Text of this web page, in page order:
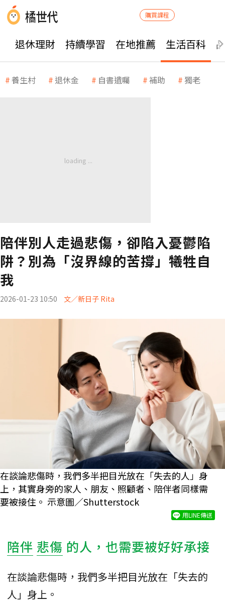
購買課程
退休理財 持續學習 在地推薦 生活百科
養生村 退休金 自書遺囑 補助 獨老
陪伴別人走過悲傷，卻陷入憂鬱陷
阱？別為「沒界線的苦撐」犧牲自
我
2026-01-23 10:50 文／新日子 Rita
在談論悲傷時，我們多半把目光放在「失去的人」身
上，其實身旁的家人、朋友、照顧者、陪伴者同樣需
要被接住。 示意圖／Shutterstock
用LINE傳送
陪伴 悲傷 的人，也需要被好好承接
在談論悲傷時，我們多半把目光放在「失去的
人」身上。